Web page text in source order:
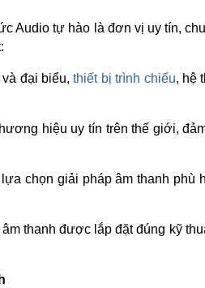
Audio tự hào là đơn vị uy tín,
và đại biểu, thiết bị trình chiếu, hệ
hiệu uy tín trên thế giới,
chọn giải pháp âm thanh phù
thanh được lắp đặt đúng kỹ